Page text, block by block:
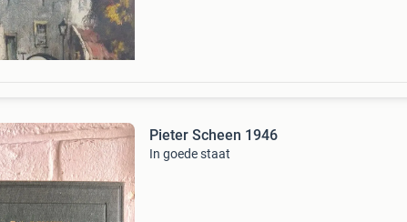
Pieter Scheen 1946
In goede staat